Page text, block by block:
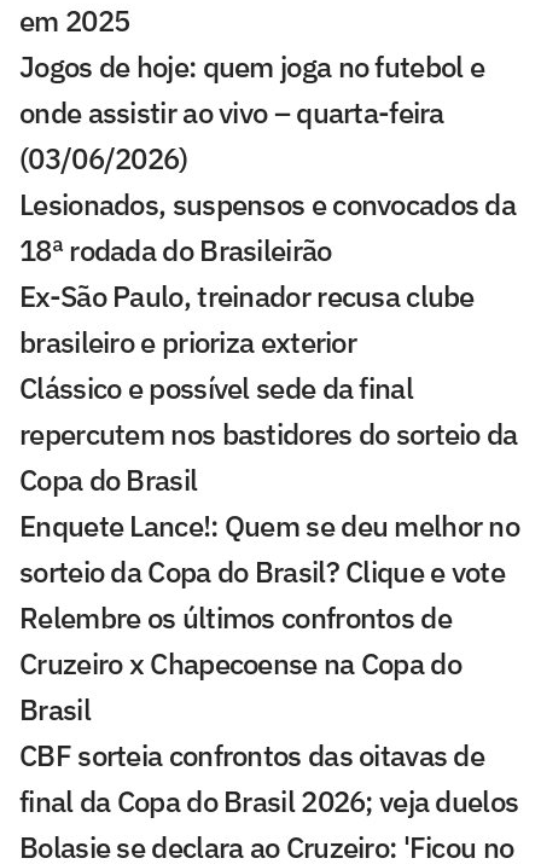
em 2025
Jogos de hoje: quem joga no futebol e
onde assistir ao vivo – quarta-feira
(03/06/2026)
Lesionados, suspensos e convocados da
18ª rodada do Brasileirão
Ex-São Paulo, treinador recusa clube
brasileiro e prioriza exterior
Clássico e possível sede da final
repercutem nos bastidores do sorteio da
Copa do Brasil
Enquete Lance!: Quem se deu melhor no
sorteio da Copa do Brasil? Clique e vote
Relembre os últimos confrontos de
Cruzeiro x Chapecoense na Copa do
Brasil
CBF sorteia confrontos das oitavas de
final da Copa do Brasil 2026; veja duelos
Bolasie se declara ao Cruzeiro: 'Ficou no